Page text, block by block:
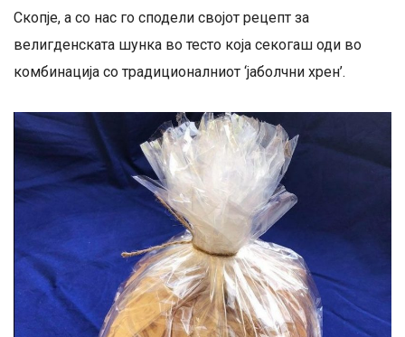
Скопје, а со нас го сподели својот рецепт за
велигденската шунка во тесто која секогаш оди во
комбинација со традиционалниот ‘јаболчни хрен’.